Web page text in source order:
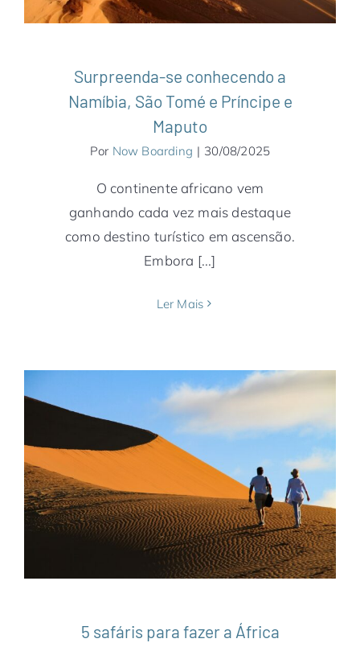
Surpreenda-se conhecendo a
Namíbia, São Tomé e Príncipe e
Maputo
Por Now Boarding | 30/08/2025
O continente africano vem
ganhando cada vez mais destaque
como destino turístico em ascensão.
Embora [...]
Ler Mais
5 safáris para fazer a África
África Botsuana Namíbia Notícias Quênia
Ruanda Tanzânia Zimbábue
5 safáris para fazer a África